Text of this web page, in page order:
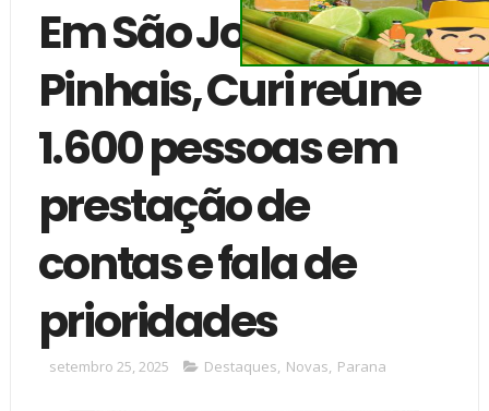
Em São José dos
Pinhais, Curi reúne
1.600 pessoas em
prestação de
contas e fala de
prioridades
setembro 25, 2025 Destaques, Novas, Parana